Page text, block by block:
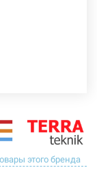
этого бренда